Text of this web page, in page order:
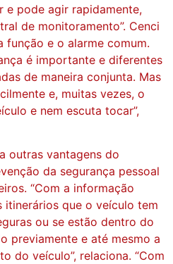
e pode agir rapidamente,
de monitoramento”. Cenci
função e o alarme comum.
é importante e diferentes
de maneira conjunta. Mas
e, muitas vezes, o
e nem escuta tocar”,
outras vantagens do
da segurança pessoal
“Com a informação
itinerários que o veículo tem
ou se estão dentro do
previamente e até mesmo a
do veículo”, relaciona. “Com